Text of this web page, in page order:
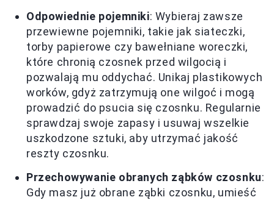
Odpowiednie pojemniki: Wybieraj zawsze
przewiewne pojemniki, takie jak siateczki,
torby papierowe czy bawełniane woreczki,
które chronią czosnek przed wilgocią i
pozwalają mu oddychać. Unikaj plastikowych
worków, gdyż zatrzymują one wilgoć i mogą
prowadzić do psucia się czosnku. Regularnie
sprawdzaj swoje zapasy i usuwaj wszelkie
uszkodzone sztuki, aby utrzymać jakość
reszty czosnku.
Przechowywanie obranych ząbków czosnku:
Gdy masz już obrane ząbki czosnku, umieść